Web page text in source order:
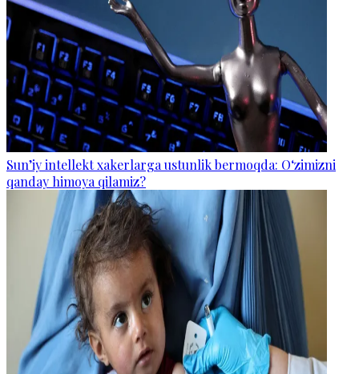
Sun’iy intellekt xakerlarga ustunlik bermoqda: O‘zimizni
qanday himoya qilamiz?